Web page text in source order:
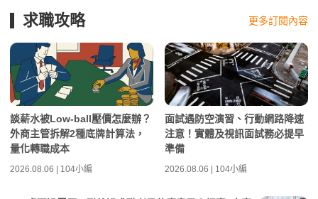
求職攻略 更多訂閱內容
談薪水被Low-ball壓價怎麼辦？
外商主管拆解2種底牌計算法，
量化轉職成本
2026.08.06 | 104小編
面試遇防空演習、行動網路降速
注意！實體及視訊面試務必提早
準備
2026.08.06 | 104小編